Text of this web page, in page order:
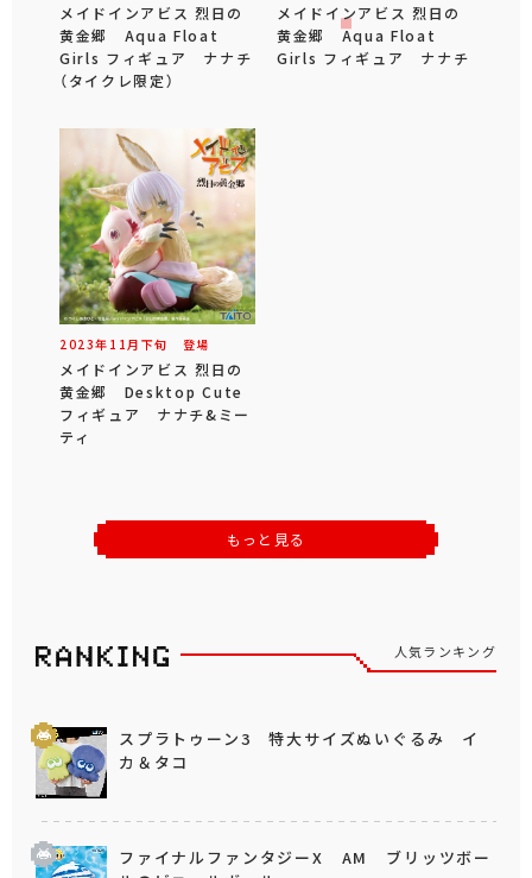
メイドインアビス 烈日の
黄金郷 Aqua Float
Girls フィギュア ナナチ
（タイクレ限定）
メイドインアビス 烈日の
黄金郷 Aqua Float
Girls フィギュア ナナチ
2023年 11 月 下旬 登場
メイドインアビス 烈日の
黄金郷 Desktop Cute
フィギュア ナナチ&ミー
ティ
もっと見る
人気ランキング
スプラトゥーン3 特大サイズぬいぐるみ イ
カ＆タコ
ファイナルファンタジーX AM ブリッツボー